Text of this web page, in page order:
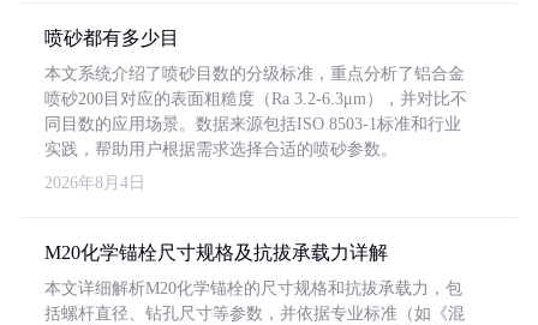
喷砂都有多少目
本文系统介绍了喷砂目数的分级标准，重点分析了铝合金
喷砂200目对应的表面粗糙度（Ra 3.2-6.3μm），并对比不
同目数的应用场景。数据来源包括ISO 8503-1标准和行业
实践，帮助用户根据需求选择合适的喷砂参数。
2026年8月4日
M20化学锚栓尺寸规格及抗拔承载力详解
本文详细解析M20化学锚栓的尺寸规格和抗拔承载力，包
括螺杆直径、钻孔尺寸等参数，并依据专业标准（如《混